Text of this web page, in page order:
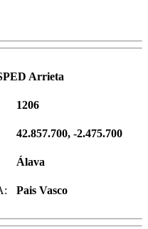
Arrieta
1206
42.857.700, -2.475.700
Álava
Pais Vasco